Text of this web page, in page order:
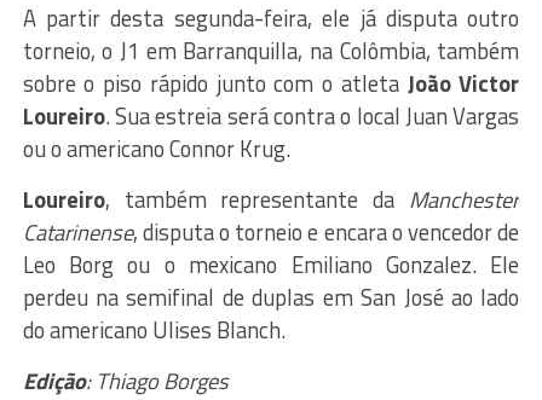
A partir desta segunda-feira, ele já disputa outro
torneio, o J1 em Barranquilla, na Colômbia, também
sobre o piso rápido junto com o atleta João Victor
Loureiro. Sua estreia será contra o local Juan Vargas
ou o americano Connor Krug.
Loureiro, também representante da Manchester
Catarinense, disputa o torneio e encara o vencedor de
Leo Borg ou o mexicano Emiliano Gonzalez. Ele
perdeu na semifinal de duplas em San José ao lado
do americano Ulises Blanch.
Edição: Thiago Borges